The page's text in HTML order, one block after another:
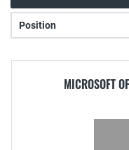
MICROSOFT